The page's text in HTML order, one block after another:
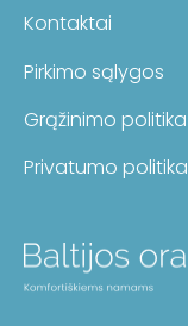
Kontaktai
Pirkimo sąlygos
Grąžinimo politika
Privatumo politika